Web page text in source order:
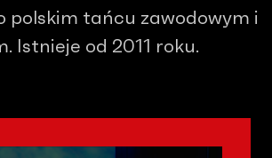
polskim tańcu zawodowym i
Istnieje od 2011 roku.